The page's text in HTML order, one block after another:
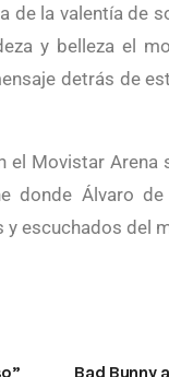
de la valentía de
y belleza el
detrás de
Movistar
donde Álvaro
escuchados del
Bad Bunny